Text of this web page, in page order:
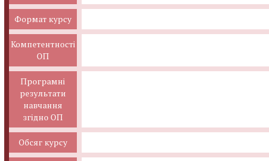
Формат курсу
Компетентності
ОП
Програмні
результати
навчання
згідно ОП
Обсяг курсу